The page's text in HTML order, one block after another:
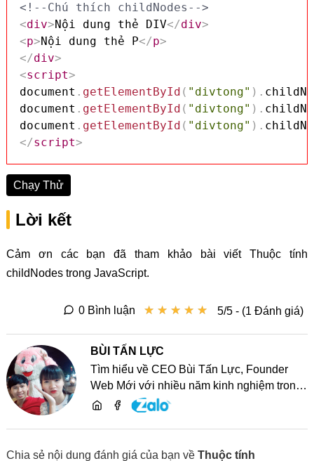
<!--Chú thích childNodes-->
<div>Nội dung thẻ DIV</div>
<p>Nội dung thẻ P</p>
</div>
<script>
document . getElementById ( "divtong" ) .
document . getElementById ( "divtong" ) .
document . getElementById ( "divtong" ) .
</script>
Chạy Thử
Lời kết
Cảm ơn các bạn đã tham khảo bài viết Thuộc tính
childNodes trong JavaScript.
★ ★ ★ ★ ★
★ ★ ★ ★ ★ 5/5 - (1 Đánh giá)
0 Bình luận
BÙI TẤN LỰC
Tìm hiểu về CEO Bùi Tấn Lực, Founder
Web Mới với nhiều năm kinh nghiệm trong
lĩnh vực phát triển website, SEO và chia sẻ
Chia sẻ nội dung đánh giá của bạn về Thuộc tính